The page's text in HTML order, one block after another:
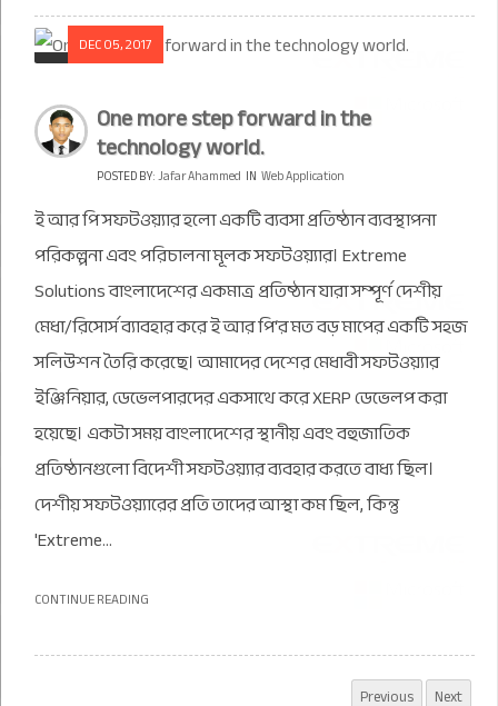
DEC 05, 2017
One more step forward in the
technology world.
POSTED BY:Jafar Ahammed IN Web Application
ই আর পি সফটওয়্যার হলো একটি ব্যবসা প্রতিষ্ঠান ব্যবস্থাপনা
পরিকল্পনা এবং পরিচালনা মূলক সফটওয়্যার। Extreme
Solutions বাংলাদেশের একমাত্র প্রতিষ্ঠান যারা সম্পূর্ণ দেশীয়
মেধা/রিসোর্স ব্যাবহার করে ই আর পি‘র মত বড় মাপের একটি সহজ
সলিউশন তৈরি করেছে। আমাদের দেশের মেধাবী সফটওয়্যার
ইঞ্জিনিয়ার, ডেভেলপারদের একসাথে করে XERP ডেভেলপ করা
হয়েছে। একটা সময় বাংলাদেশের স্থানীয় এবং বহুজাতিক
প্রতিষ্ঠানগুলো বিদেশী সফটওয়্যার ব্যবহার করতে বাধ্য ছিল।
দেশীয় সফটওয়্যারের প্রতি তাদের আস্থা কম ছিল, কিন্তু
'Extreme...
CONTINUE READING